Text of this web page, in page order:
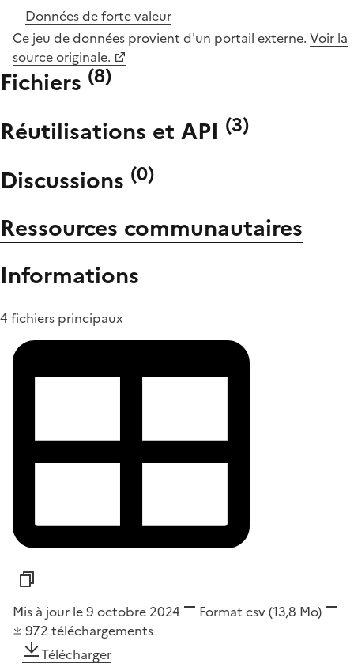
Données de forte valeur
Ce jeu de données provient d'un portail externe. Voir la
source originale.
Fichiers (8)
Réutilisations et API (3)
Discussions (0)
Ressources communautaires
Informations
4 fichiers principaux
Mis à jour le 9 octobre 2024 Format csv(13,8 Mo)
972 téléchargements
Télécharger